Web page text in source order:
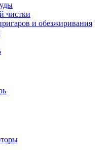
чистки
и обезжиривания